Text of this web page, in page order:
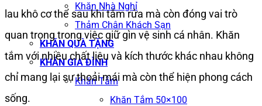
Khăn Nhà Nghỉ
Thảm Chân Khách Sạn
KHĂN QUÀ TẶNG
KHĂN GIA ĐÌNH
Khăn Tắm
Khăn Tắm 50×100
lau khô cơ thể sau khi tắm rửa mà còn đóng vai trò
quan trọng trong việc giữ gìn vệ sinh cá nhân. Khăn
tắm với nhiều chất liệu và kích thước khác nhau không
chỉ mang lại sự thoải mái mà còn thể hiện phong cách
sống.